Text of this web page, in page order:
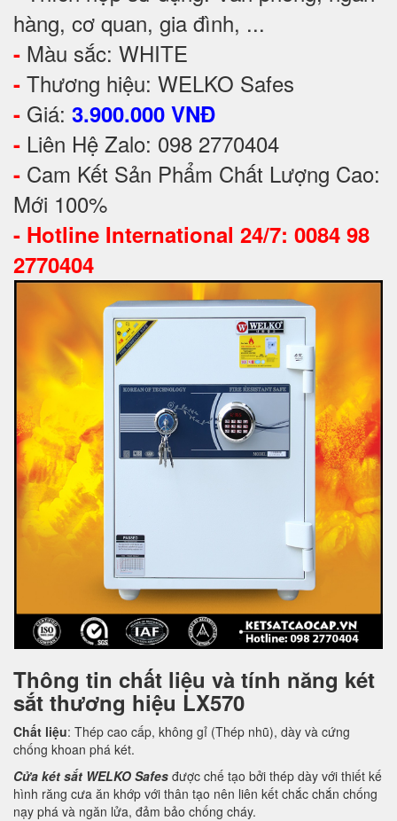
hàng, cơ quan, gia đình, ...
- Màu sắc: WHITE
- Thương hiệu: WELKO Safes
- Giá: 3.900.000 VNĐ
- Liên Hệ Zalo: 098 2770404
- Cam Kết Sản Phẩm Chất Lượng Cao:
Mới 100%
- Hotline International 24/7: 0084 98
2770404
Thông tin chất liệu và tính năng két
sắt thương hiệu LX570
Chất liệu: Thép cao cấp, không gỉ (Thép nhũ), dày và cứng
chống khoan phá két.
Cửa két sắt WELKO Safes được chế tạo bởi thép dày với thiết kế
hình răng cưa ăn khớp với thân tạo nên liên kết chắc chắn chống
nạy phá và ngăn lửa, đảm bảo chống cháy.